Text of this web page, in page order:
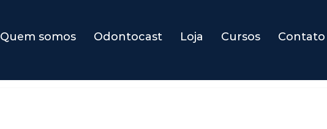
Quem somos Odontocast Loja Cursos Contato